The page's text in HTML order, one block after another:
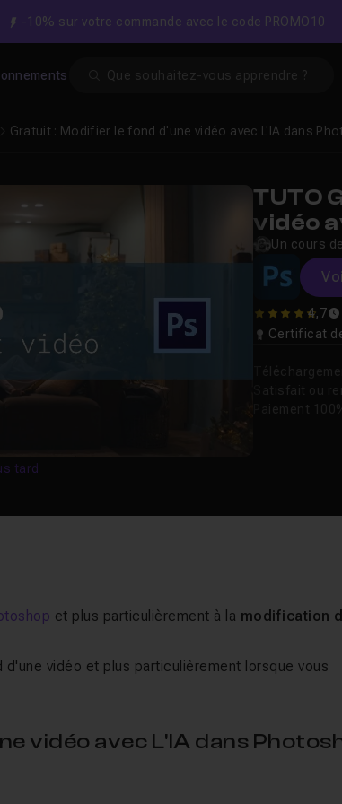
-10% sur votre commande avec le code PROMO10
Gratuit : Modifier le fond d'une vidéo avec L'IA dans
tard
TUTO
vidéo
Un cours de
4,7
Certificat
et plus particulièrement à la modification
d'une vidéo et plus particulièrement lorsque vous
vidéo avec L'IA dans